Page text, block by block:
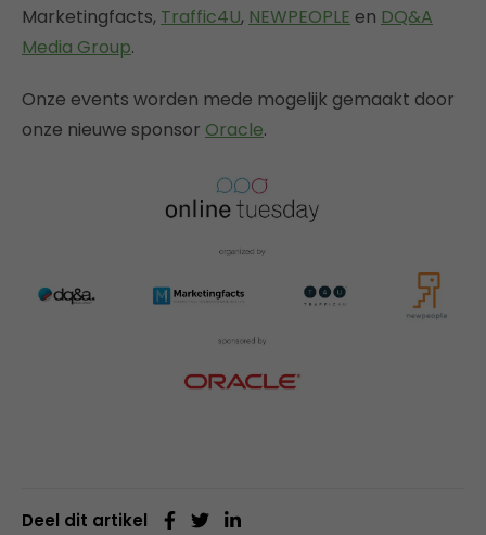
Marketingfacts, Traffic4U, NEWPEOPLE en DQ&A
Media Group.
Onze events worden mede mogelijk gemaakt door
onze nieuwe sponsor Oracle.
Deel dit artikel